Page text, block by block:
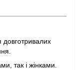
довготривалих
так і жінками.